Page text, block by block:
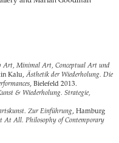
Art, Minimal Art, Conceptual Art und
Kalu, Ästhetik der Wiederholung. Die
, Bielefeld 2013.
& Wiederholung. Strategie,
Zur Einführung, Hamburg
At All. Philosophy of Contemporary